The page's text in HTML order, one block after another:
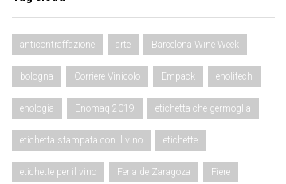
anticontraffazione arte Barcelona Wine Week
bologna Corriere Vinicolo Empack enolitech
enologia Enomaq 2019 etichetta che germoglia
etichetta stampata con il vino etichette
etichette per il vino Feria de Zaragoza Fiere